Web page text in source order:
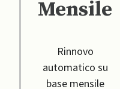
Mensile
Rinnovo
automatico su
base mensile